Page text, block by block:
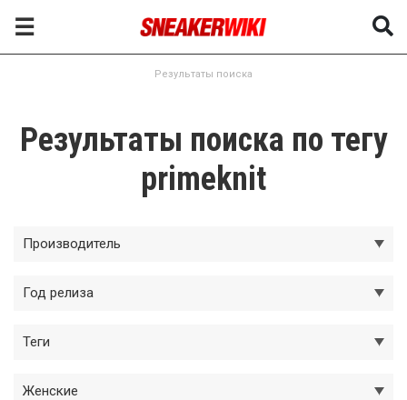
☰
Результаты поиска
Результаты поиска по тегу
primeknit
Производитель
Год релиза
Теги
Женские